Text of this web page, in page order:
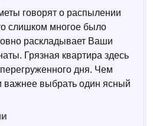
говорят о распылении
слишком многое было
раскладывает Ваши
Грязная квартира здесь
дня. Чем
важнее выбрать один ясный